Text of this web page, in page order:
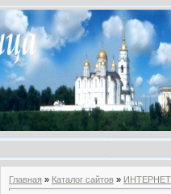
Главная » Каталог сайтов » ИНТЕРНЕТ